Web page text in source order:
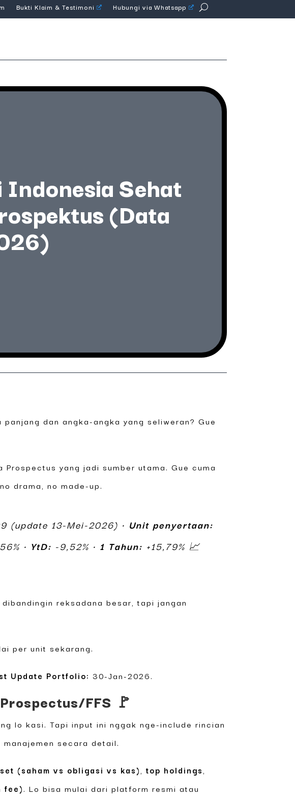
Bukti Klaim & Testimoni Hubungi via Whatsapp
Indonesia Sehat
(Data
dan angka-angka yang seliweran? Gue
yang jadi sumber utama. Gue cuma
drama, no made-up.
(update 13-Mei-2026) • Unit penyertaan:
• YtD: -9,52% • 1 Tahun: +15,79% 📈
reksadana besar, tapi jangan
per unit sekarang.
Update Portfolio: 30-Jan-2026.
FFS 🚩
lo kasi. Tapi input ini nggak nge-include rincian
secara detail.
(saham vs obligasi vs kas),top holdings,
fee). Lo bisa mulai dari platform resmi atau